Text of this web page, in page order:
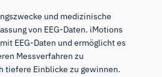
und medizinische
von EEG-Daten. iMotions
EEG-Daten und ermöglicht es
Messverfahren zu
tiefere Einblicke zu gewinnen.